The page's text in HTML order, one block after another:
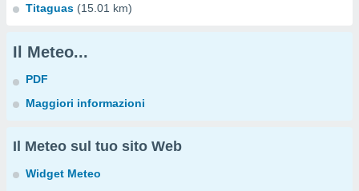
Titaguas (15.01 km)
Il Meteo...
PDF
Maggiori informazioni
Il Meteo sul tuo sito Web
Widget Meteo